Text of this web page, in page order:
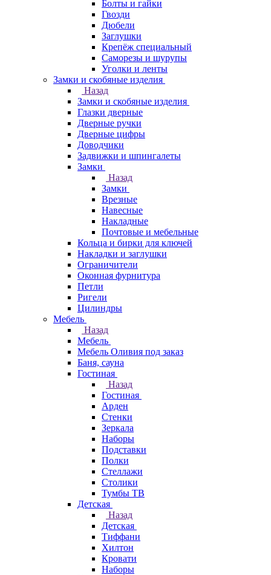
Болты и гайки
Гвозди
Дюбели
Заглушки
Крепёж специальный
Саморезы и шурупы
Уголки и ленты
Замки и скобяные изделия
Назад
Замки и скобяные изделия
Глазки дверные
Дверные ручки
Дверные цифры
Доводчики
Задвижки и шпингалеты
Замки
Назад
Замки
Врезные
Навесные
Накладные
Почтовые и мебельные
Кольца и бирки для ключей
Накладки и заглушки
Ограничители
Оконная фурнитура
Петли
Ригели
Цилиндры
Мебель
Назад
Мебель
Мебель Оливия под заказ
Баня, сауна
Гостиная
Назад
Гостиная
Арден
Стенки
Зеркала
Наборы
Подставки
Полки
Стеллажи
Столики
Тумбы ТВ
Детская
Назад
Детская
Тиффани
Хилтон
Кровати
Наборы